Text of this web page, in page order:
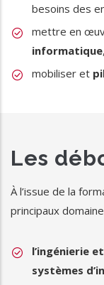
besoins des
mettre en
informatique,
mobiliser et
Les
À l’issue de la
principaux
l’ingénierie
systèmes